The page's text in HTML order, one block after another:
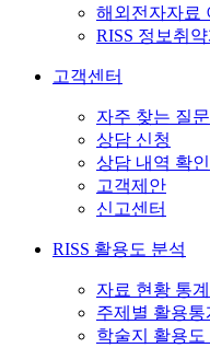
해외전자자료
RISS 정보취
고객센터
자주 찾는 질문
상담 신청
상담 내역 확인
고객제안
신고센터
RISS 활용도 분석
자료 현황 통계
주제별 활용통
학술지 활용도